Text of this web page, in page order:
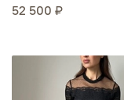
52 500 ₽